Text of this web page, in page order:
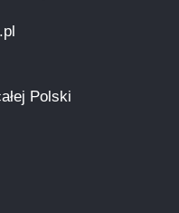
Polski